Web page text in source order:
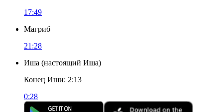
17:49
Магриб
21:28
Иша (настоящий Иша)
Конец Иши: 2:13
0:28